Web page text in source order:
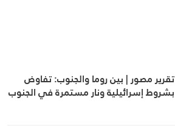
تقرير مصور | بين روما والجنوب: تفاوض
بشروط إسرائيلية ونار مستمرة في الجنوب